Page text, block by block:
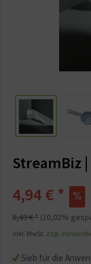
StreamBiz
Sieb für die
4,94 € *
5,49 € * (10,02%
inkl. MwSt. zzgl.